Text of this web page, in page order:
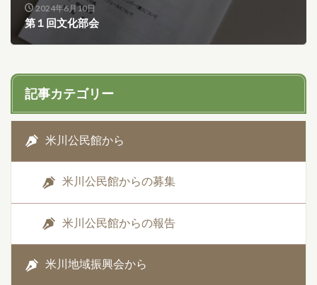
2024年6月10日
第１回文化部会
記事カテゴリー
米川公民館から
米川公民館からの募集
米川公民館からの報告
米川地域振興会から